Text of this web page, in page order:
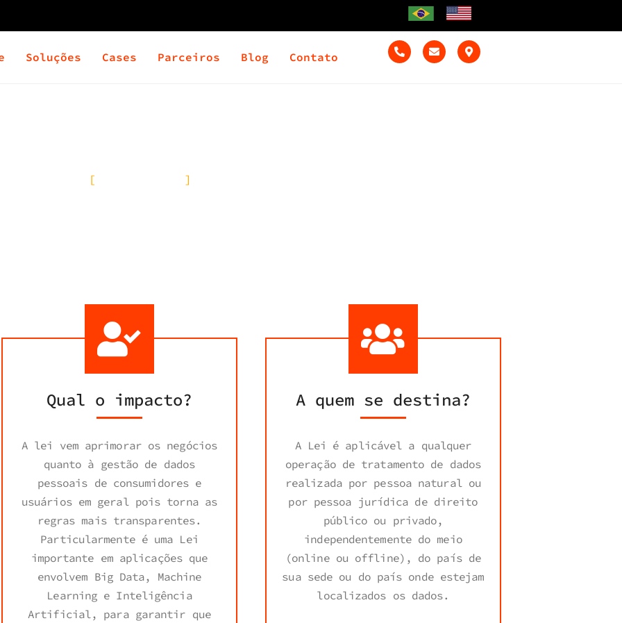
Soluções Cases Parceiros Blog Contato
Qual o impacto?
A lei vem aprimorar os negócios
quanto à gestão de dados
pessoais de consumidores e
usuários em geral pois torna as
regras mais transparentes.
Particularmente é uma Lei
importante em aplicações que
envolvem Big Data, Machine
Learning e Inteligência
Artificial, para garantir que
A quem se destina?
A Lei é aplicável a qualquer
operação de tratamento de dados
realizada por pessoa natural ou
por pessoa jurídica de direito
público ou privado,
independentemente do meio
(online ou offline), do país de
sua sede ou do país onde estejam
localizados os dados.